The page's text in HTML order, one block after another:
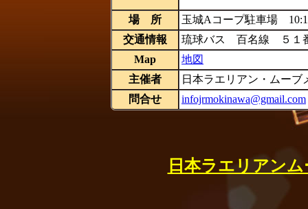
場 所
玉城Aコープ駐車場
交通情報
琉球バス 百名線 ５１
Map
地図
主催者
日本ラエリアン・ムーブ
問合せ
infojrmokinawa@gmail.com
日本ラエリアン